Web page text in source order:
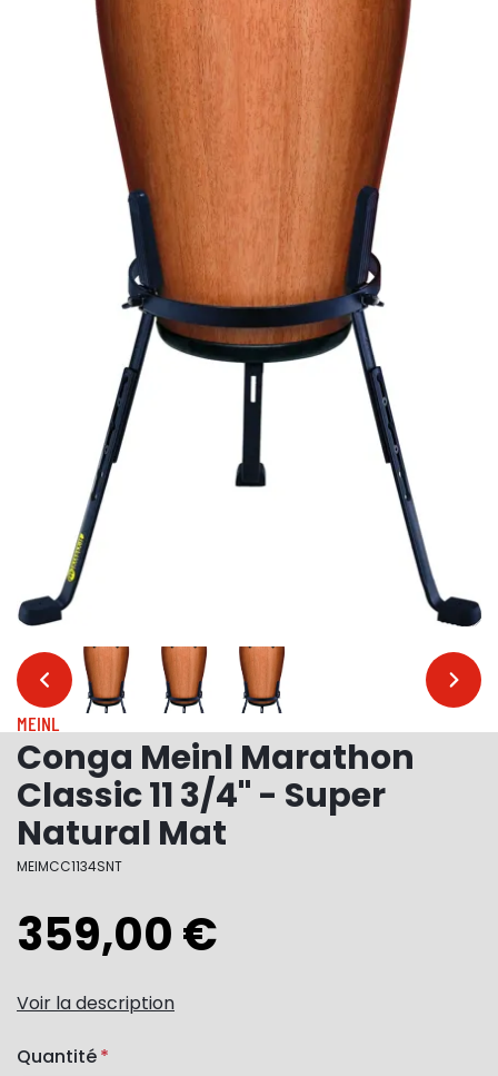
… …
MEINL
Conga Meinl Marathon
Classic 11 3/4" - Super
Natural Mat
MEIMCC1134SNT
359,00 €
Voir la description
Quantité